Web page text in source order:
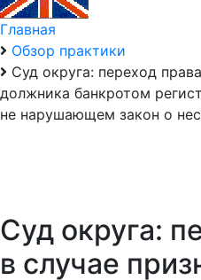
Главная
Обзор практики
Суд округа: переход
должника банкротом
не нарушающем закон о
Суд округа:
в случае